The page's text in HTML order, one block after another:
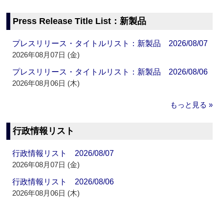
Press Release Title List：新製品
プレスリリース・タイトルリスト：新製品 2026/08/07
2026年08月07日 (金)
プレスリリース・タイトルリスト：新製品 2026/08/06
2026年08月06日 (木)
もっと見る »
行政情報リスト
行政情報リスト 2026/08/07
2026年08月07日 (金)
行政情報リスト 2026/08/06
2026年08月06日 (木)